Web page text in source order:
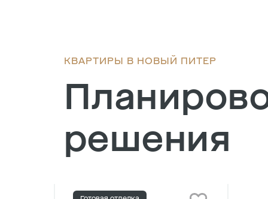
КВАРТИРЫ В НОВЫЙ ПИТЕР
решения